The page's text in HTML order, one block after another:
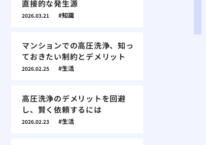
直接的な発生源
2026.03.21 知識
マンションでの高圧洗浄、知っ
ておきたい制約とデメリット
2026.02.25 生活
高圧洗浄のデメリットを回避
し、賢く依頼するには
2026.02.23 生活